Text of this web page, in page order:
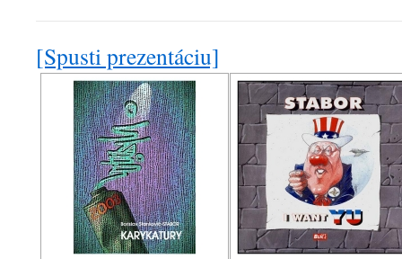
[Spusti prezentáciu]